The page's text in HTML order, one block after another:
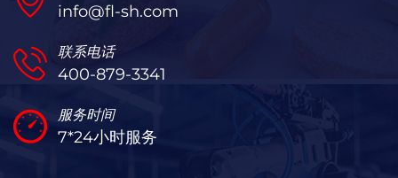
info@fl-sh.com
联系电话
400-879-3341
服务时间
7*24小时服务